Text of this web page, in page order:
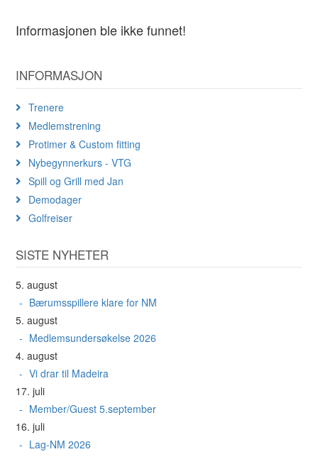
Informasjonen ble ikke funnet!
INFORMASJON
Trenere
Medlemstrening
Protimer & Custom fitting
Nybegynnerkurs - VTG
Spill og Grill med Jan
Demodager
Golfreiser
SISTE NYHETER
5. august
Bærumsspillere klare for NM
5. august
Medlemsundersøkelse 2026
4. august
Vi drar til Madeira
17. juli
Member/Guest 5.september
16. juli
Lag-NM 2026